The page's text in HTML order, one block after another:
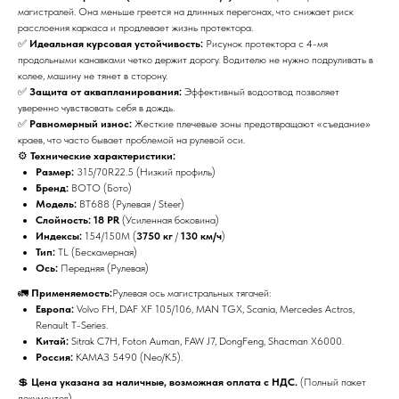
магистралей. Она меньше греется на длинных перегонах, что снижает риск
расслоения каркаса и продлевает жизнь протектора.
✅ Идеальная курсовая устойчивость: Рисунок протектора с 4-мя
продольными канавками четко держит дорогу. Водителю не нужно подруливать в
колее, машину не тянет в сторону.
✅ Защита от аквапланирования: Эффективный водоотвод позволяет
уверенно чувствовать себя в дождь.
✅ Равномерный износ: Жесткие плечевые зоны предотвращают «съедание»
краев, что часто бывает проблемой на рулевой оси.
⚙️ Технические характеристики:
Размер: 315/70R22.5 (Низкий профиль)
Бренд: BOTO (Бото)
Модель: BT688 (Рулевая / Steer)
Слойность: 18 PR (Усиленная боковина)
Индексы: 154/150M (3750 кг / 130 км/ч)
Тип: TL (Бескамерная)
Ось: Передняя (Рулевая)
🚛 Применяемость:Рулевая ось магистральных тягачей:
Европа: Volvo FH, DAF XF 105/106, MAN TGX, Scania, Mercedes Actros,
Renault T-Series.
Китай: Sitrak C7H, Foton Auman, FAW J7, DongFeng, Shacman X6000.
Россия: КАМАЗ 5490 (Neo/K5).
💲 Цена указана за наличные, возможная оплата с НДС. (Полный пакет